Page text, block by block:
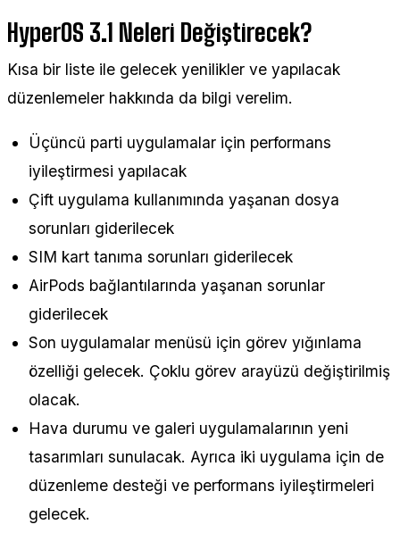
HyperOS 3.1 Neleri Değiştirecek?
Kısa bir liste ile gelecek yenilikler ve yapılacak
düzenlemeler hakkında da bilgi verelim.
Üçüncü parti uygulamalar için performans
iyileştirmesi yapılacak
Çift uygulama kullanımında yaşanan dosya
sorunları giderilecek
SIM kart tanıma sorunları giderilecek
AirPods bağlantılarında yaşanan sorunlar
giderilecek
Son uygulamalar menüsü için görev yığınlama
özelliği gelecek. Çoklu görev arayüzü değiştirilmiş
olacak.
Hava durumu ve galeri uygulamalarının yeni
tasarımları sunulacak. Ayrıca iki uygulama için de
düzenleme desteği ve performans iyileştirmeleri
gelecek.